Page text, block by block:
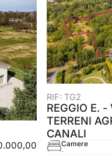
RIF: TG2
REGGIO E. -
TERRENI
CANALI
Camere
-